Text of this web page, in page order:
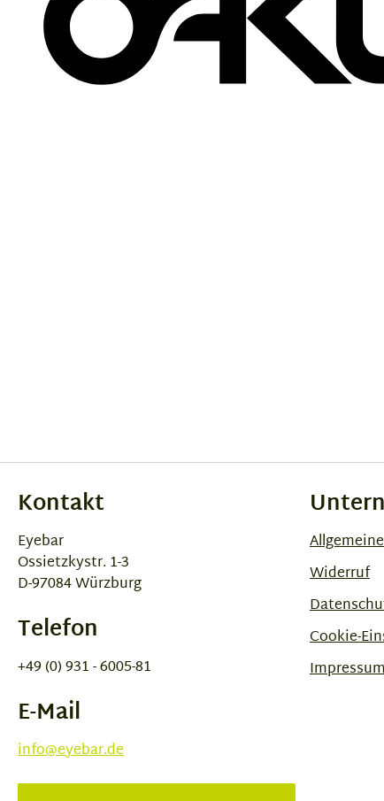
Kontakt
Eyebar
Ossietzkystr. 1-3
D-97084 Würzburg
Telefon
+49 (0) 931 - 6005-81
E-Mail
info@eyebar.de
Widerruf
Cookie-